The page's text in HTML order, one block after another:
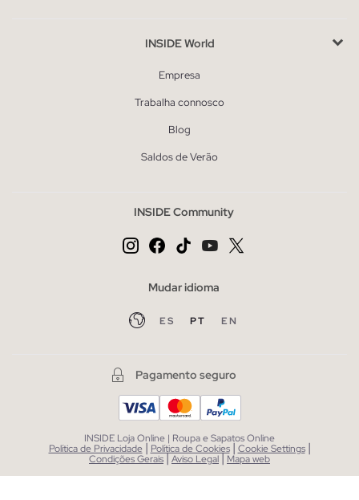
INSIDE World
Empresa
Trabalha connosco
Blog
Saldos de Verão
INSIDE Community
Mudar idioma
ES PT EN
Pagamento seguro
INSIDE Loja Online | Roupa e Sapatos Online
Política de Privacidade | Política de Cookies | Cookie Settings |
Condições Gerais|Aviso Legal| Mapa web